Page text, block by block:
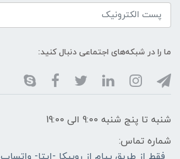
ما را در شبکه‌های اجتماعی دنبال کنید:
شنبه تا پنج شنبه 9:00 الی 19:00
شماره تماس: